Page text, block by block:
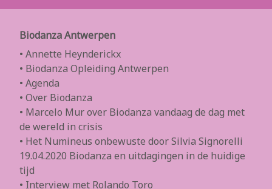
Biodanza Antwerpen
• Annette Heynderickx
• Biodanza Opleiding Antwerpen
• Agenda
• Over Biodanza
• Marcelo Mur over Biodanza vandaag de dag met
de wereld in crisis
• Het Numineus onbewuste door Silvia Signorelli
19.04.2020 Biodanza en uitdagingen in de huidige
tijd
• Interview met Rolando Toro